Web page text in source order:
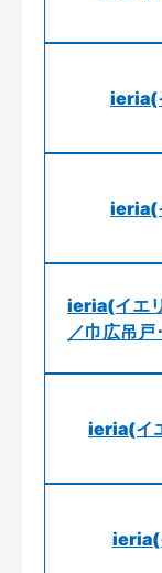
ieria(
ieria(
ieria(イエ
／巾広吊戸
ieria(イ
ieria(